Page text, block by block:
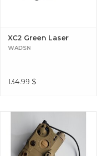
XC2 Green Laser
WADSN
134.99 $